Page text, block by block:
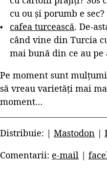
cu ou și porumb e
cafea turcească. De-
când vine din Turcia
mai bună din ce au pe
Pe moment sunt
să vreau varietăți mai
moment…
Distribuie: | Mastodon |
Comentarii: e-mail |